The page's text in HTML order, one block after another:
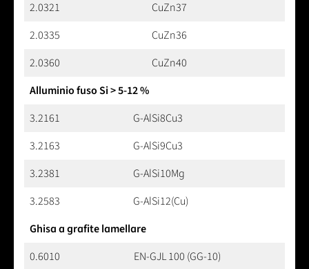
2.0321
CuZn37
2.0335
CuZn36
2.0360
CuZn40
Alluminio fuso Si > 5-12 %
3.2161
G-AlSi8Cu3
3.2163
G-AlSi9Cu3
3.2381
G-AlSi10Mg
3.2583
G-AlSi12(Cu)
Ghisa a grafite lamellare
0.6010
EN-GJL 100 (GG-10)